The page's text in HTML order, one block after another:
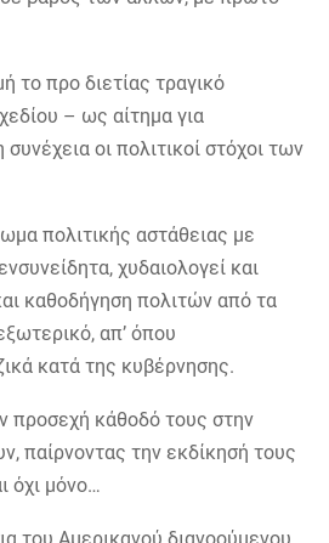
το προ διετίας τραγικό
– ως αίτημα για
οι πολιτικοί στόχοι των
πολιτικής αστάθειας με
χυδαιολογεί και
καθοδήγηση πολιτών από τα
απ’ όπου
κατά της κυβέρνησης.
προσεχή κάθοδό τους στην
παίρνοντας την εκδίκησή τους
όχι μόνο…